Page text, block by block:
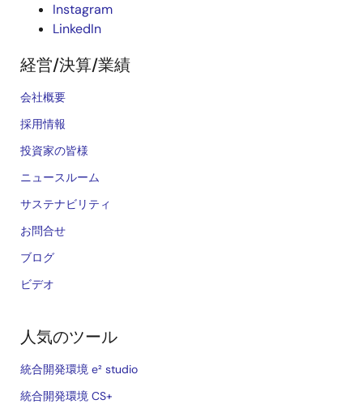
Instagram
LinkedIn
経営/決算/業績
会社概要
採用情報
投資家の皆様
ニュースルーム
サステナビリティ
お問合せ
ブログ
ビデオ
人気のツール
統合開発環境 e² studio
統合開発環境 CS+